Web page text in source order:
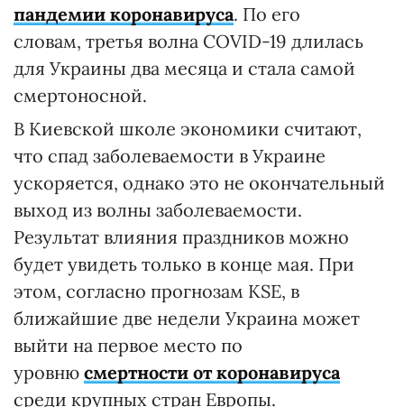
пандемии коронавируса. По его
словам, третья волна COVID-19 длилась
для Украины два месяца и стала самой
смертоносной.
В Киевской школе экономики считают,
что спад заболеваемости в Украине
ускоряется, однако это не окончательный
выход из волны заболеваемости.
Результат влияния праздников можно
будет увидеть только в конце мая. При
этом, согласно прогнозам KSE, в
ближайшие две недели Украина может
выйти на первое место по
уровню смертности от коронавируса
среди крупных стран Европы.